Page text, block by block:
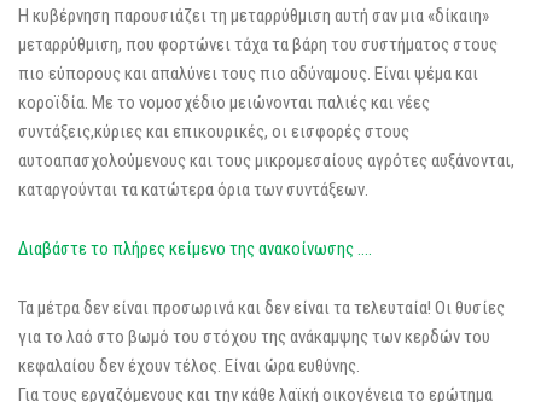
Η κυβέρνηση παρουσιάζει τη μεταρρύθμιση αυτή σαν μια «δίκαιη»
μεταρρύθμιση, που φορτώνει τάχα τα βάρη του συστήματος στους
πιο εύπορους και απαλύνει τους πιο αδύναμους. Είναι ψέμα και
κοροϊδία. Με το νομοσχέδιο μειώνονται παλιές και νέες
συντάξεις,κύριες και επικουρικές, οι εισφορές στους
αυτοαπασχολούμενους και τους μικρομεσαίους αγρότες αυξάνονται,
καταργούνται τα κατώτερα όρια των συντάξεων.
Διαβάστε το πλήρες κείμενο της ανακοίνωσης ….
Τα μέτρα δεν είναι προσωρινά και δεν είναι τα τελευταία! Οι θυσίες
για το λαό στο βωμό του στόχου της ανάκαμψης των κερδών του
κεφαλαίου δεν έχουν τέλος. Είναι ώρα ευθύνης.
Για τους εργαζόμενους και την κάθε λαϊκή οικογένεια το ερώτημα